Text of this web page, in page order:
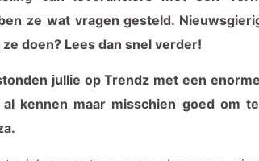
ze wat vragen gesteld.
doen? Lees dan snel verder!
jullie op Trendz met een
kennen maar misschien goed om